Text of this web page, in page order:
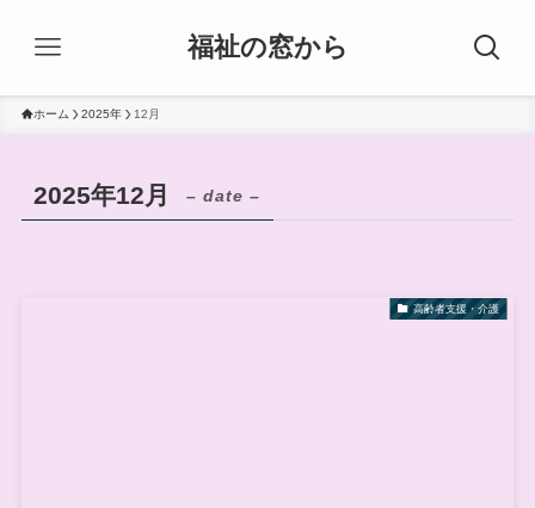
福祉の窓から
ホーム 2025年 12月
2025年12月 – date –
高齢者支援・介護